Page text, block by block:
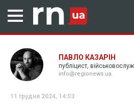
ПАВЛО КАЗАРІН
публіцист,
info@regionews.ua
11 грудня 2024, 14:03